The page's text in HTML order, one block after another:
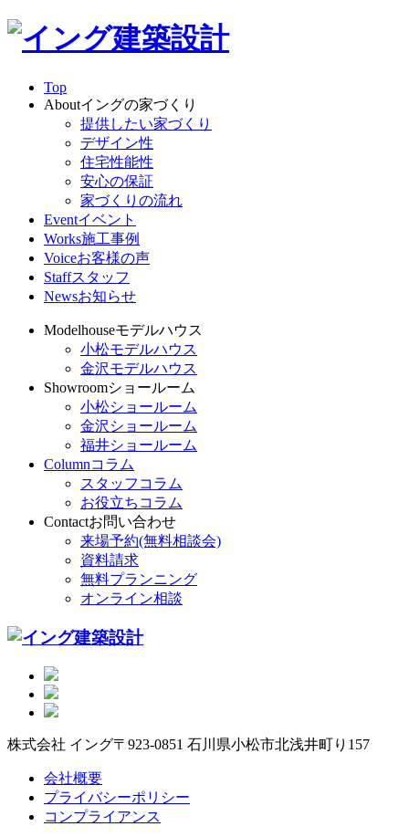
Top
Aboutイングの家づくり
提供したい家づくり
デザイン性
住宅性能性
安心の保証
家づくりの流れ
Eventイベント
Works施工事例
Voiceお客様の声
Staffスタッフ
Newsお知らせ
Modelhouseモデルハウス
小松モデルハウス
金沢モデルハウス
Showroomショールーム
小松ショールーム
金沢ショールーム
福井ショールーム
Columnコラム
スタッフコラム
お役立ちコラム
Contactお問い合わせ
来場予約(無料相談会)
資料請求
無料プランニング
オンライン相談
株式会社 イング〒923-0851 石川県小松市北浅井町り157
会社概要
プライバシーポリシー
コンプライアンス